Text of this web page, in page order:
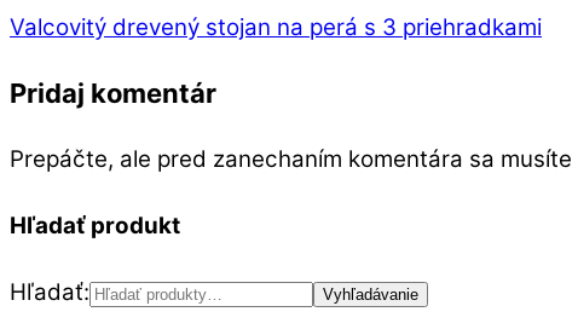
Valcovitý drevený stojan na perá s 3 priehradkami
Pridaj komentár
Prepáčte, ale pred zanechaním komentára sa musíte
Hľadať produkt
Hľadať: Vyhľadávanie